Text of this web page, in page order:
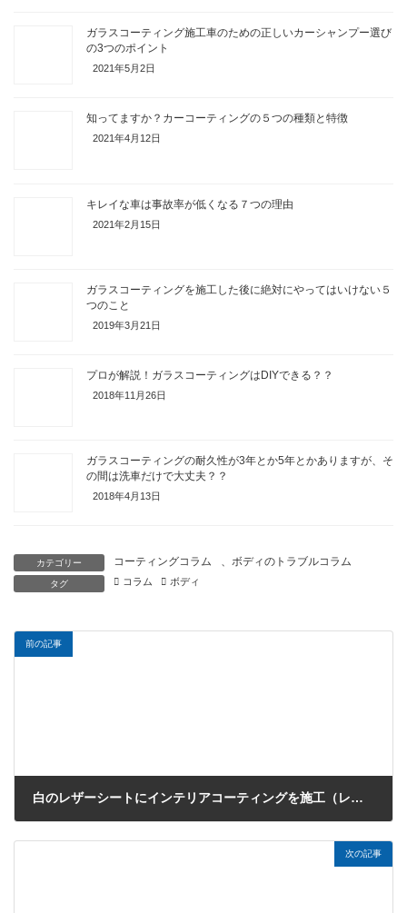
ガラスコーティング施工車のための正しいカーシャンプー選び
の3つのポイント
2021年5月2日
知ってますか？カーコーティングの５つの種類と特徴
2021年4月12日
キレイな車は事故率が低くなる７つの理由
2021年2月15日
ガラスコーティングを施工した後に絶対にやってはいけない５
つのこと
2019年3月21日
プロが解説！ガラスコーティングはDIYできる？？
2018年11月26日
ガラスコーティングの耐久性が3年とか5年とかありますが、そ
の間は洗車だけで大丈夫？？
2018年4月13日
カテゴリー コーティングコラム 、 ボディのトラブルコラム
タグ コラム ボディ
前の記事
白のレザーシートにインテリアコーティングを施工（レクサスGS）
次の記事